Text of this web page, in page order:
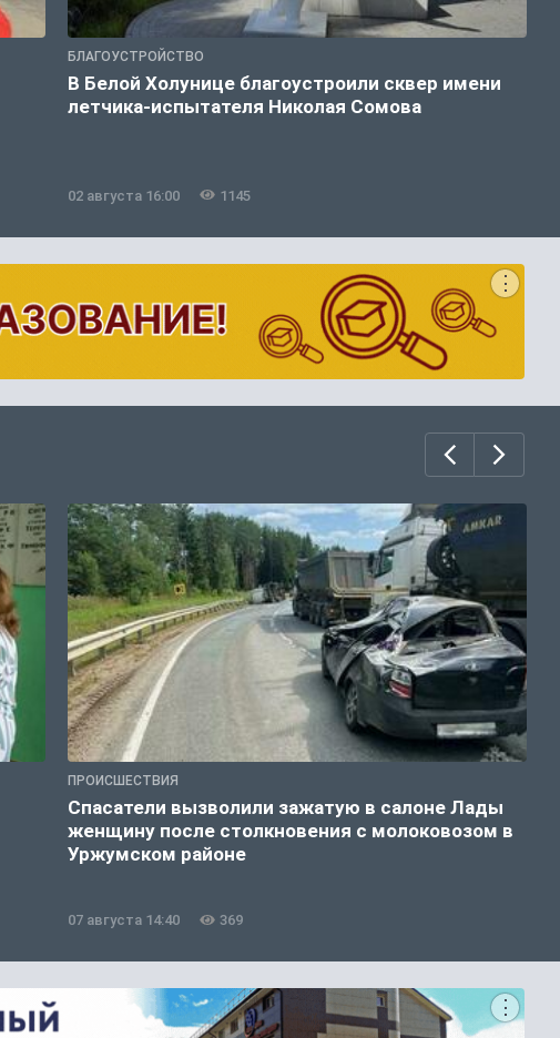
БЛАГОУСТРОЙСТВО
В Белой Холунице благоустроили сквер имени
летчика-испытателя Николая Сомова
02 августа 16:00 1145
ПРОИСШЕСТВИЯ
Спасатели вызволили зажатую в салоне Лады
женщину после столкновения с молоковозом в
Уржумском районе
07 августа 14:40 369